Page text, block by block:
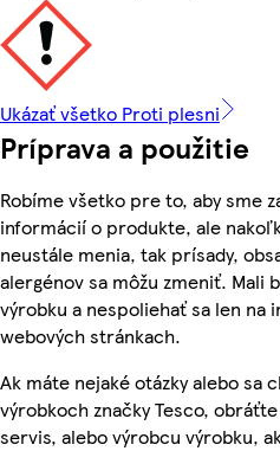
Ukázať všetko Proti plesni
Príprava a použitie
Robíme všetko pre to, aby sme
informácií o produkte, ale
neustále menia, tak prísady,
alergénov sa môžu zmeniť. Mali
výrobku a nespoliehať sa len na
webových stránkach.
Ak máte nejaké otázky alebo sa
výrobkoch značky Tesco,
servis, alebo výrobcu výrobku,